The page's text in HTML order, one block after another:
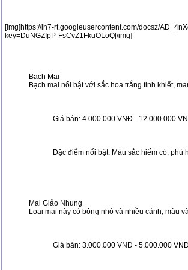
[img]https://lh7-rt.googleusercontent.com/docsz/
key=DuNGZIpP-FsCvZ1FkuOLoQ[/img]
Bạch Mai
Bạch mai nổi bật với sắc hoa trắng tinh khiết,
Giá bán: 4.000.000 VNĐ - 12.000.000
Đặc điểm nổi bật: Màu sắc hiếm có, phù
Mai Giảo Nhung
Loại mai này có bông nhỏ và nhiều cánh, màu
Giá bán: 3.000.000 VNĐ - 5.000.000 VNĐ